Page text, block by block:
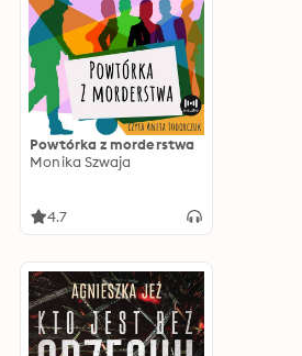
Powtórka z morderstwa
Monika Szwaja
4.7